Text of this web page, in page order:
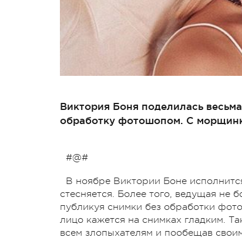
Виктория Боня поделилась
обработку фотошопом. С
#@#
В ноябре Виктории Боне
стесняется. Более того, ведущая не
публикуя снимки без обработки
лицо кажется на снимках гладким.
всем злопыхателям и пообещав